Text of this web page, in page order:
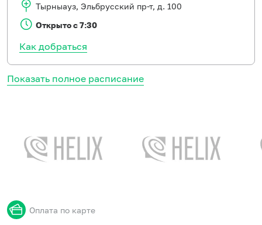
Показать полное расписание
Оплата по карте
Тырныауз, Эльбрусский пр-т, д. 100
Открыто с 7:30
Как добраться